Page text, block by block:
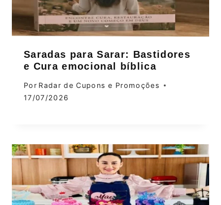
Saradas para Sarar: Bastidores
e Cura emocional bíblica
Por Radar de Cupons e Promoções
17/07/2026